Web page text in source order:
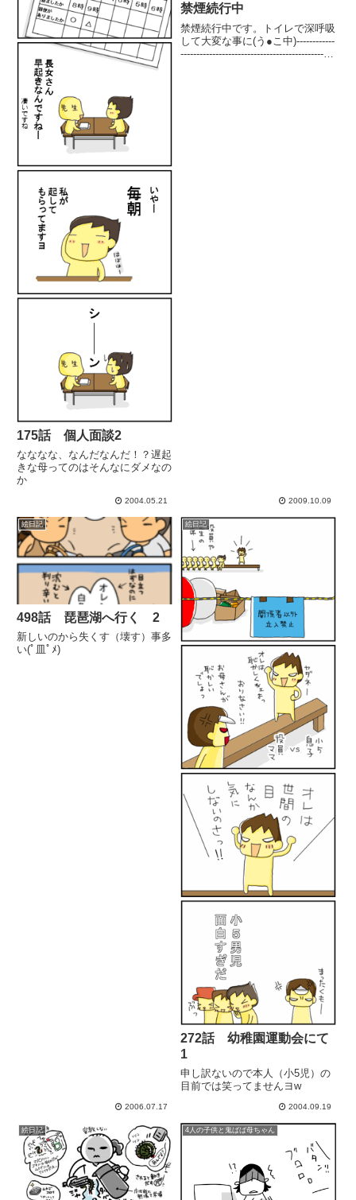
175話 個人面談2
なななな、なんだなんだ！？遅起
きな母ってのはそんなにダメなの
か
2004.05.21
禁煙続行中
禁煙続行中です。トイレで深呼吸
して大変な事に(う●こ中)------------
----------------------------------------------
2009.10.09
絵日記
498話 琵琶湖へ行く 2
新しいのから失くす（壊す）事多
い(ﾟ皿ﾟﾒ)
2006.07.17
絵日記
272話 幼稚園運動会にて
1
申し訳ないので本人（小5児）の
目前では笑ってませんヨw
2004.09.19
絵日記 4人の子供と鬼ばば母ちゃん